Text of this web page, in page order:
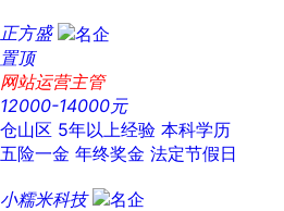
正方盛
置顶
网站运营主管
12000-14000元
仓山区 5年以上经验 本科学历
五险一金 年终奖金 法定节假日
小糯米科技